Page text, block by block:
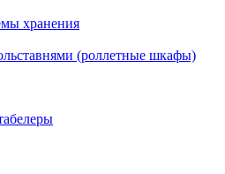
хранения
(роллетные шкафы)